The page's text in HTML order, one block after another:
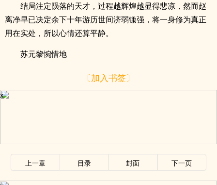
结局注定陨落的天才，过程越辉煌越显得悲凉，然而赵
离净早已决定余下十年游历世间济弱锄强，将一身修为真正
用在实处，所以心情还算平静。
苏元黎惋惜地
〔加入书签〕
x
上一章 目录 封面 下一页